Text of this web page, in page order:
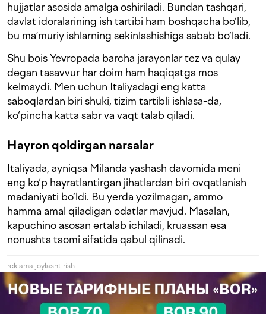
hujjatlar asosida amalga oshiriladi. Bundan tashqari,
davlat idoralarining ish tartibi ham boshqacha bo‘lib,
bu ma’muriy ishlarning sekinlashishiga sabab bo‘ladi.
Shu bois Yevropada barcha jarayonlar tez va qulay
degan tasavvur har doim ham haqiqatga mos
kelmaydi. Men uchun Italiyadagi eng katta
saboqlardan biri shuki, tizim tartibli ishlasa-da,
ko‘pincha katta sabr va vaqt talab qiladi.
Hayron qoldirgan narsalar
Italiyada, ayniqsa Milanda yashash davomida meni
eng ko‘p hayratlantirgan jihatlardan biri ovqatlanish
madaniyati bo‘ldi. Bu yerda yozilmagan, ammo
hamma amal qiladigan odatlar mavjud. Masalan,
kapuchino asosan ertalab ichiladi, kruassan esa
nonushta taomi sifatida qabul qilinadi.
reklama joylashtirish